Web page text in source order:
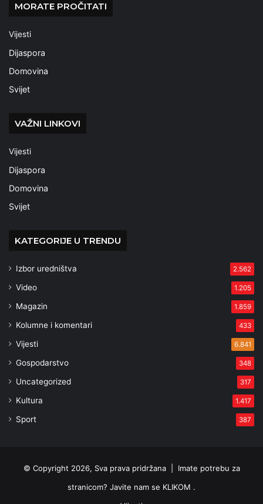
MORATE PROČITATI
Vijesti
Dijaspora
Domovina
Svijet
VAŽNI LINKOVI
Vijesti
Dijaspora
Domovina
Svijet
KATEGORIJE U TRENDU
Izbor uredništva 2.562
Video 1.205
Magazin 1.859
Kolumne i komentari 433
Vijesti 6.841
Gospodarstvo 348
Uncategorized 317
Kultura 1.417
Sport 387
© Copyright 2026, Sva prava pridržana | Imate potrebu za
stranicom? Javite nam se KLIKOM .